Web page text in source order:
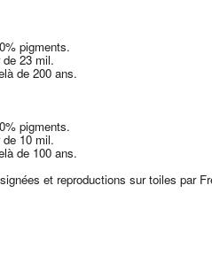
pigments.
23 mil.
de 200 ans.
pigments.
10 mil.
de 100 ans.
et reproductions sur toiles par